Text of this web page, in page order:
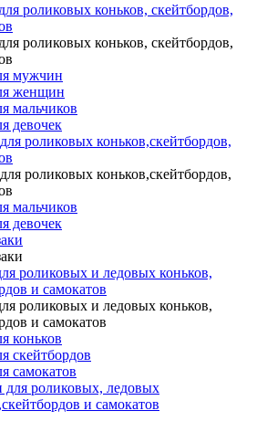
роликовых коньков, скейтбордов,
роликовых коньков, скейтбордов,
мужчин
женщин
мальчиков
девочек
роликовых коньков,скейтбордов,
роликовых коньков,скейтбордов,
мальчиков
девочек
роликовых и ледовых коньков,
и самокатов
роликовых и ледовых коньков,
и самокатов
коньков
скейтбордов
самокатов
для роликовых, ледовых
и самокатов